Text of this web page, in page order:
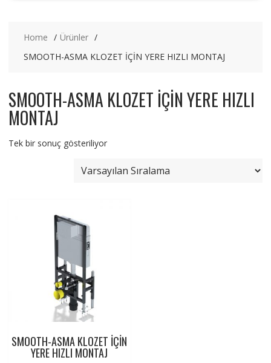
Home
Ürünler
SMOOTH-ASMA KLOZET İÇİN YERE HIZLI MONTAJ
SMOOTH-ASMA KLOZET İÇİN YERE HIZLI
MONTAJ
Tek bir sonuç gösteriliyor
SMOOTH-ASMA KLOZET İÇİN
YERE HIZLI MONTAJ